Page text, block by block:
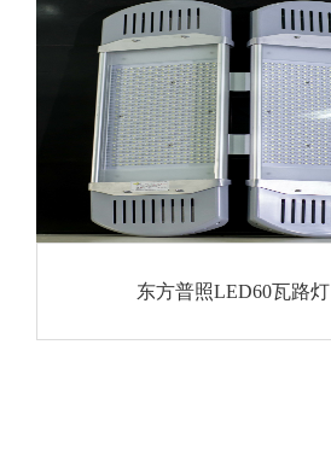
东方普照LED60瓦路灯